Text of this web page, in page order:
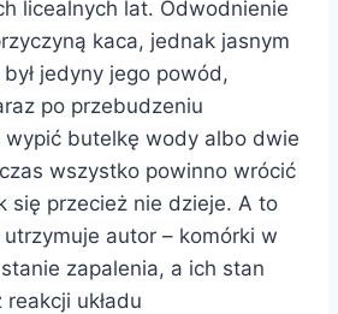
licealnych lat. Odwodnienie
kaca, jednak jasnym
jedyny jego powód,
po przebudzeniu
wypić butelkę wody albo dwie
wszystko powinno wrócić
się przecież nie dzieje. A to
autor – komórki w
zapalenia, a ich stan
układu